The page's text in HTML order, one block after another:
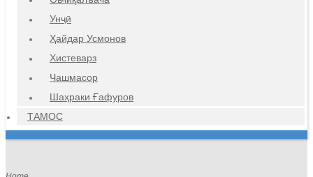
Унҷӣ
Ҳайдар Усмонов
Хистеварз
Чашмасор
Шаҳраки Ғафуров
ТАМОС